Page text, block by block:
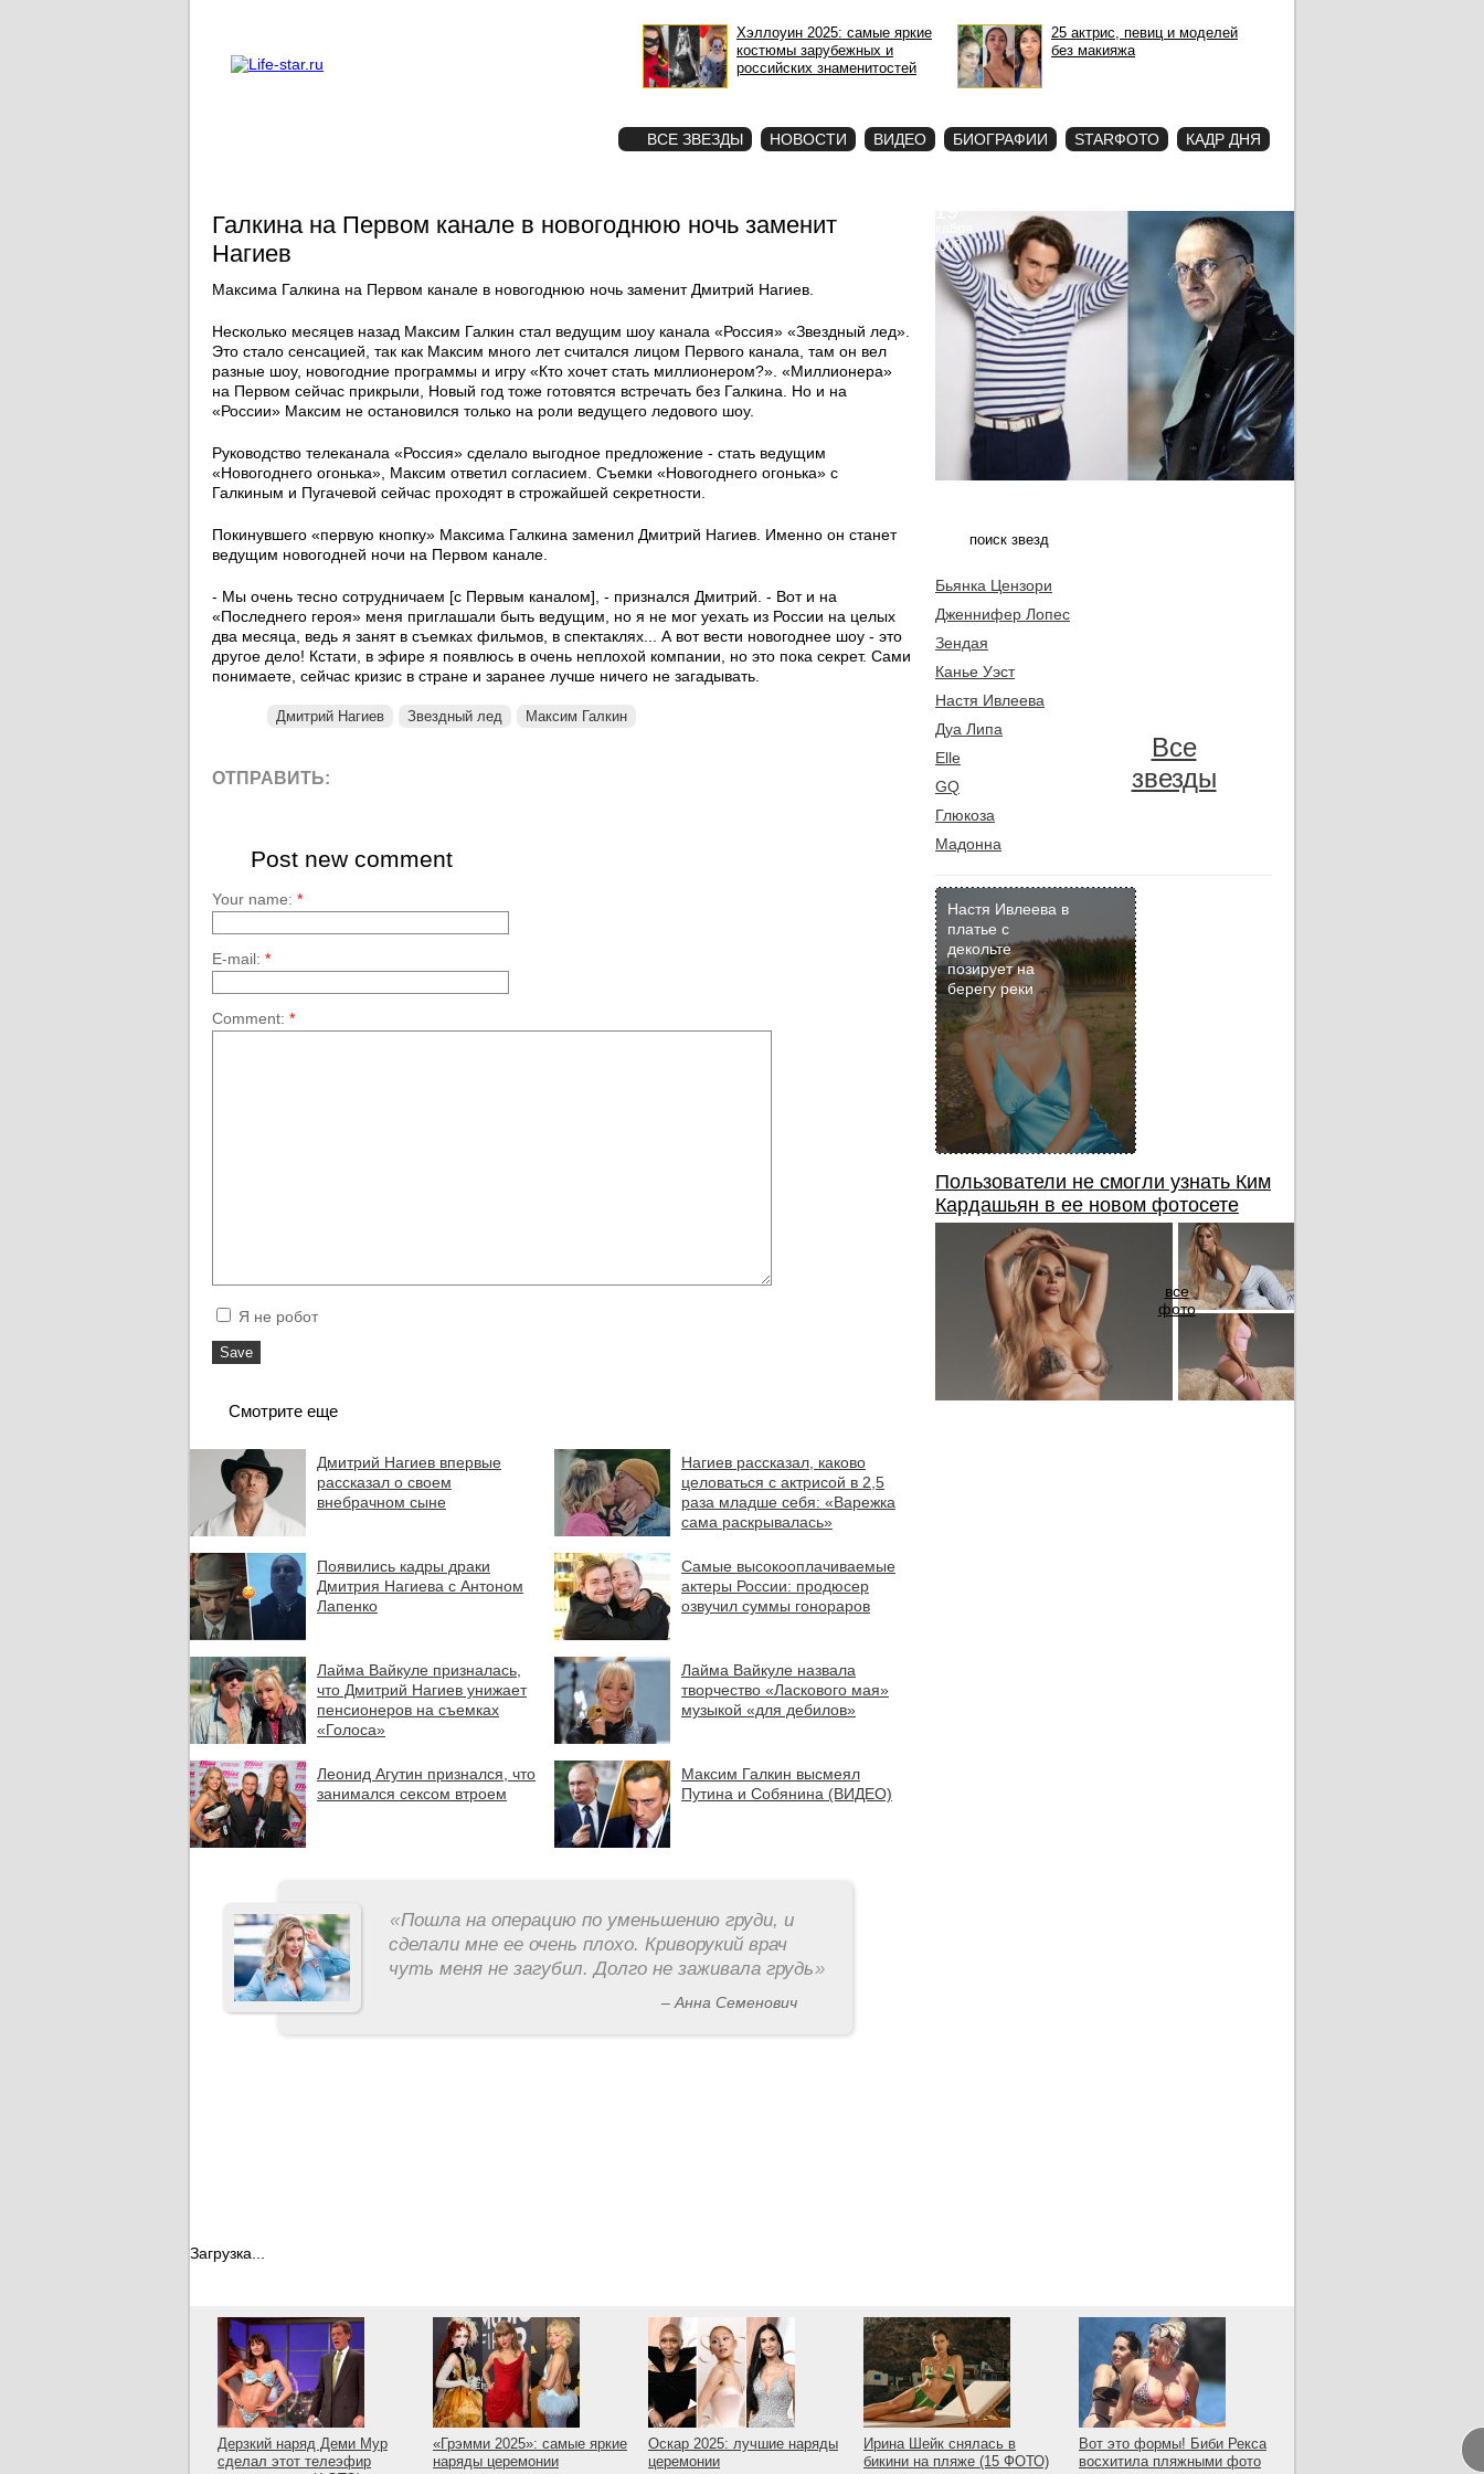
Хэллоуин 2025: самые яркие
костюмы зарубежных и
российских знаменитостей
25 актрис, певиц и моделей
без макияжа
ВСЕ ЗВЕЗДЫ НОВОСТИ ВИДЕО БИОГРАФИИ STARФОТО КАДР ДНЯ
Галкина на Первом канале в новогоднюю ночь заменит
Нагиев
Максима Галкина на Первом канале в новогоднюю ночь заменит Дмитрий Нагиев.
Несколько месяцев назад Максим Галкин стал ведущим шоу канала «Россия» «Звездный лед».
Это стало сенсацией, так как Максим много лет считался лицом Первого канала, там он вел
разные шоу, новогодние программы и игру «Кто хочет стать миллионером?». «Миллионера»
на Первом сейчас прикрыли, Новый год тоже готовятся встречать без Галкина. Но и на
«России» Максим не остановился только на роли ведущего ледового шоу.
Руководство телеканала «Россия» сделало выгодное предложение - стать ведущим
«Новогоднего огонька», Максим ответил согласием. Съемки «Новогоднего огонька» с
Галкиным и Пугачевой сейчас проходят в строжайшей секретности.
Покинувшего «первую кнопку» Максима Галкина заменил Дмитрий Нагиев. Именно он станет
ведущим новогодней ночи на Первом канале.
- Мы очень тесно сотрудничаем [с Первым каналом], - признался Дмитрий. - Вот и на
«Последнего героя» меня приглашали быть ведущим, но я не мог уехать из России на целых
два месяца, ведь я занят в съемках фильмов, в спектаклях... А вот вести новогоднее шоу - это
другое дело! Кстати, в эфире я появлюсь в очень неплохой компании, но это пока секрет. Сами
понимаете, сейчас кризис в стране и заранее лучше ничего не загадывать.
Дмитрий Нагиев Звездный лед Максим Галкин
ОТПРАВИТЬ:
Post new comment
Your name: *
E-mail: *
Comment: *
Я не робот
Смотрите еще
Дмитрий Нагиев впервые
рассказал о своем
внебрачном сыне
Нагиев рассказал, каково
целоваться с актрисой в 2,5
раза младше себя: «Варежка
сама раскрывалась»
Появились кадры драки
Дмитрия Нагиева с Антоном
Лапенко
Самые высокооплачиваемые
актеры России: продюсер
озвучил суммы гонораров
Лайма Вайкуле призналась,
что Дмитрий Нагиев унижает
пенсионеров на съемках
«Голоса»
Лайма Вайкуле назвала
творчество «Ласкового мая»
музыкой «для дебилов»
Леонид Агутин признался, что
занимался сексом втроем
Максим Галкин высмеял
Путина и Собянина (ВИДЕО)
«Пошла на операцию по уменьшению груди, и
сделали мне ее очень плохо. Криворукий врач
чуть меня не загубил. Долго не заживала грудь»
– Анна Семенович
Загрузка...
2008
Бьянка Цензори
Дженнифер Лопес
Зендая
Канье Уэст
Настя Ивлеева
Дуа Липа
Elle
GQ
Глюкоза
Мадонна
Все
звезды
Настя Ивлеева в
платье с
декольте
позирует на
берегу реки
Пользователи не смогли узнать Ким
Кардашьян в ее новом фотосете
все
фото
Дерзкий наряд Деми Мур
сделал этот телеэфир
«Грэмми 2025»: самые яркие
наряды церемонии
Оскар 2025: лучшие наряды
церемонии
Ирина Шейк снялась в
бикини на пляже (15 ФОТО)
Вот это формы! Биби Рекса
восхитила пляжными фото